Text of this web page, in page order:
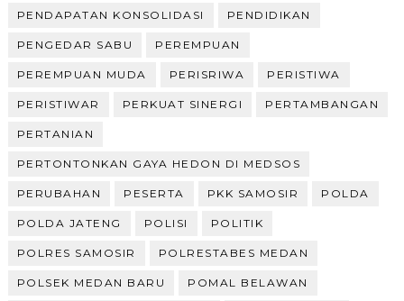
PENDAPATAN KONSOLIDASI PENDIDIKAN
PENGEDAR SABU PEREMPUAN
PEREMPUAN MUDA PERISRIWA PERISTIWA
PERISTIWAR PERKUAT SINERGI PERTAMBANGAN
PERTANIAN
PERTONTONKAN GAYA HEDON DI MEDSOS
PERUBAHAN PESERTA PKK SAMOSIR POLDA
POLDA JATENG POLISI POLITIK
POLRES SAMOSIR POLRESTABES MEDAN
POLSEK MEDAN BARU POMAL BELAWAN